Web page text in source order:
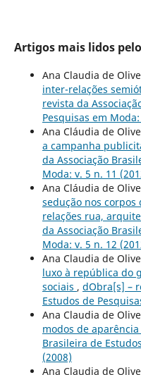
Artigos mais lidos
Ana Claudia de
inter-relações
revista da
Pesquisas em
Ana Cláudia de
a campanha
da Associação
Moda: v. 5 n. 11
Ana Cláudia de
sedução nos
relações rua,
da Associação
Moda: v. 5 n. 12
Ana Claudia de
luxo à república do
sociais , dObra[s] –
Estudos de
Ana Claudia de
modos de aparência
Brasileira de
(2008)
Ana Claudia de